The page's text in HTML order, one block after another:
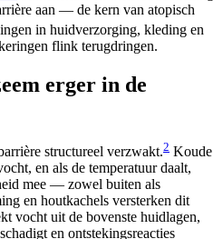
aan — de kern van atopisch
in huidverzorging, kleding en
flink terugdringen.
erger in de
structureel verzwakt.2 Koude
en als de temperatuur daalt,
mee — zowel buiten als
en houtkachels versterken dit
vocht uit de bovenste huidlagen,
en ontstekingsreacties